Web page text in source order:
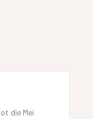
die Mei